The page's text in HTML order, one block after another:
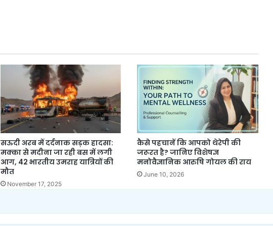
सऊदी अरब में दर्दनाक सड़क हादसा:
मक्का से मदीना जा रही बस में लगी
आग, 42 भारतीय उमराह यात्रियों की
मौत
November 17, 2025
कैसे पहचानें कि आपको थेरेपी की
जरूरत है? जानिए विशेषज्ञ
मनोवैज्ञानिक आरुषि गोयल की राय
June 10, 2026